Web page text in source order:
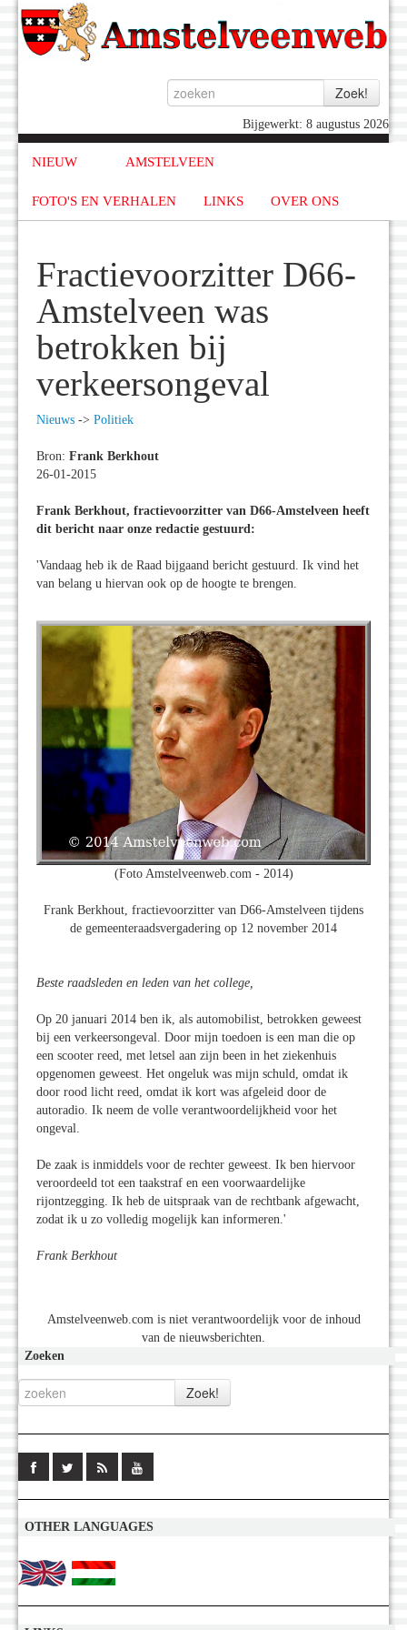
Bijgewerkt: 8 augustus 2026
NIEUW AMSTELVEEN
FOTO'S EN VERHALEN LINKS OVER ONS
Fractievoorzitter D66-
Amstelveen was
betrokken bij
verkeersongeval
Nieuws -> Politiek
Bron: Frank Berkhout
26-01-2015
Frank Berkhout, fractievoorzitter van D66-Amstelveen heeft
dit bericht naar onze redactie gestuurd:
'Vandaag heb ik de Raad bijgaand bericht gestuurd. Ik vind het
van belang u hiervan ook op de hoogte te brengen.
(Foto Amstelveenweb.com - 2014)
Frank Berkhout, fractievoorzitter van D66-Amstelveen tijdens
de gemeenteraadsvergadering op 12 november 2014
Beste raadsleden en leden van het college,
Op 20 januari 2014 ben ik, als automobilist, betrokken geweest
bij een verkeersongeval. Door mijn toedoen is een man die op
een scooter reed, met letsel aan zijn been in het ziekenhuis
opgenomen geweest. Het ongeluk was mijn schuld, omdat ik
door rood licht reed, omdat ik kort was afgeleid door de
autoradio. Ik neem de volle verantwoordelijkheid voor het
ongeval.
De zaak is inmiddels voor de rechter geweest. Ik ben hiervoor
veroordeeld tot een taakstraf en een voorwaardelijke
rijontzegging. Ik heb de uitspraak van de rechtbank afgewacht,
zodat ik u zo volledig mogelijk kan informeren.'
Frank Berkhout
Amstelveenweb.com is niet verantwoordelijk voor de inhoud
van de nieuwsberichten.
Zoeken
OTHER LANGUAGES